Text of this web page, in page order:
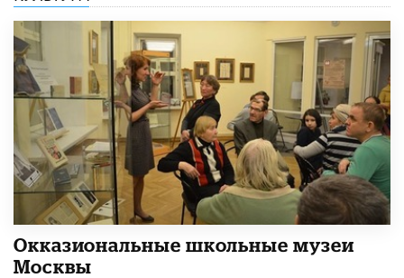
​Окказиональные школьные музеи
Москвы